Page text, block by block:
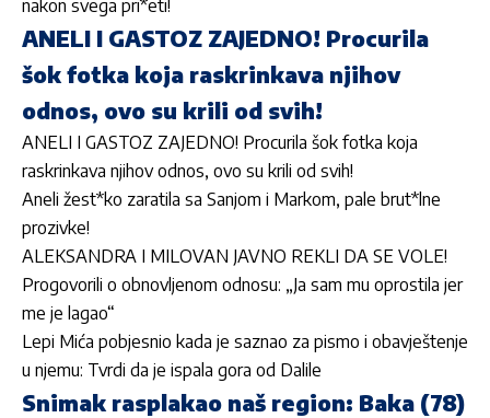
nakon svega pri*eti!
ANELI I GASTOZ ZAJEDNO! Procurila
šok fotka koja raskrinkava njihov
odnos, ovo su krili od svih!
ANELI I GASTOZ ZAJEDNO! Procurila šok fotka koja
raskrinkava njihov odnos, ovo su krili od svih!
Aneli žest*ko zaratila sa Sanjom i Markom, pale brut*lne
prozivke!
ALEKSANDRA I MILOVAN JAVNO REKLI DA SE VOLE!
Progovorili o obnovljenom odnosu: „Ja sam mu oprostila jer
me je lagao“
Lepi Mića pobjesnio kada je saznao za pismo i obavještenje
u njemu: Tvrdi da je ispala gora od Dalile
Snimak rasplakao naš region: Baka (78)